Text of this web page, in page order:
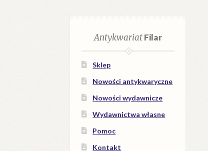
AntykwariatFilar
Sklep
Nowości antykwaryczne
Nowości wydawnicze
Wydawnictwa własne
Pomoc
Kontakt